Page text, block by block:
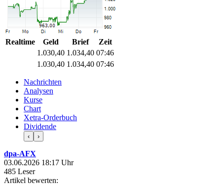
Realtime Geld Brief
Zeit
1.030,40 1.034,40 07:46
1.030,40 1.034,40 07:46
Nachrichten
Analysen
Kurse
Chart
Xetra-Orderbuch
Dividende
‹ ›
dpa-AFX
03.06.2026 18:17 Uhr
485 Leser
Artikel bewerten: